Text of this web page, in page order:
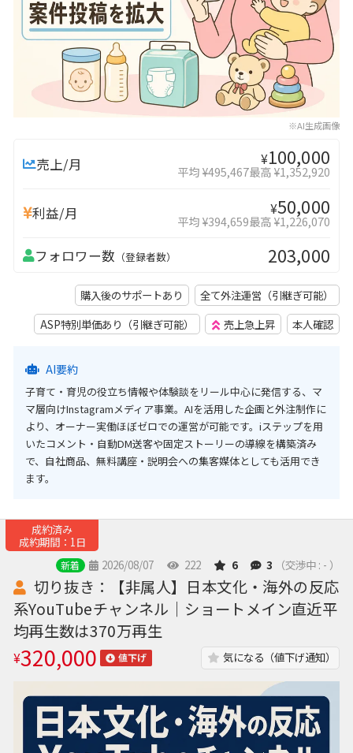
※AI生成画像
売上/月 ¥100,000
平均 ¥495,467最高 ¥1,352,920
利益/月 ¥50,000
平均 ¥394,659最高 ¥1,226,070
フォロワー数 （登録者数） 203,000
購入後のサポートあり
全て外注運営（引継ぎ可能）
ASP特別単価あり（引継ぎ可能）
売上急上昇 本人確認
AI要約
子育て・育児の役立ち情報や体験談をリール中心に発信する、マ
マ層向けInstagramメディア事業。AIを活用した企画と外注制作に
より、オーナー実働ほぼゼロでの運営が可能です。iステップを用
いたコメント・自動DM送客や固定ストーリーの導線を構築済み
で、自社商品、無料講座・説明会への集客媒体としても活用でき
ます。
成約済み
成約期間：1日
新着 2026/08/07 222 6 3 （交渉中 : - ）
切り抜き：【非属人】日本文化・海外の反応
系YouTubeチャンネル｜ショートメイン直近平
均再生数は370万再生
¥320,000 値下げ 気になる（値下げ通知）